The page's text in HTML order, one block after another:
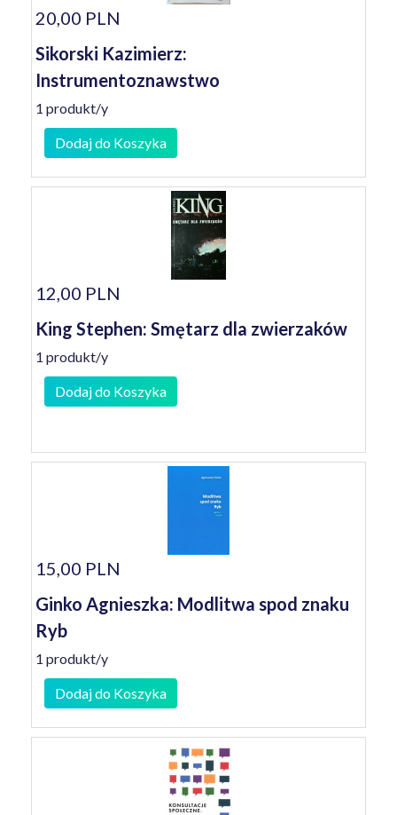
20,00 PLN
Sikorski Kazimierz:
Instrumentoznawstwo
1 produkt/y
Dodaj do Koszyka
12,00 PLN
King Stephen: Smętarz dla zwierzaków
1 produkt/y
Dodaj do Koszyka
15,00 PLN
Ginko Agnieszka: Modlitwa spod znaku
Ryb
1 produkt/y
Dodaj do Koszyka